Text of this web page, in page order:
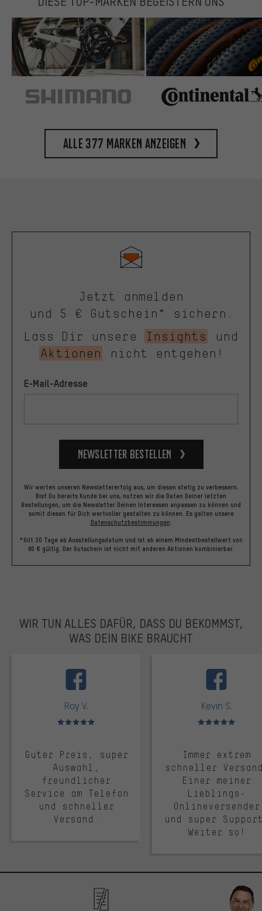
Alle 377 Marken anzeigen
Jetzt anmelden
und 5 € Gutschein* sichern.
Lass Dir unsere
Insights
und
Aktionen
nicht entgehen!
E-Mail-Adresse
Newsletter bestellen
Wir werten unseren Newslettererfolg aus, um diesen stetig zu verbessern.
Bist Du bereits Kunde bei uns, nutzen wir die Daten Deiner letzten
Bestellungen, um die Newsletter Deinen Interessen anpassen zu können und
somit diesen für Dich wertvoller gestalten zu können. Es gelten unsere
Datenschutzbestimmungen.
*Gilt 30 Tage ab Ausstellungsdatum und ist ab einem Mindestbestellwert von
60 € gültig. Der Gutschein ist nicht mit anderen Aktionen kombinierbar.
WIR TUN ALLES DAFÜR, DASS DU BEKOMMST,
WAS DEIN BIKE BRAUCHT
Roy V.
Bewertungen: 5 von 5
Guter Preis, super
Auswahl,
freundlicher
Service am Telefon
und schneller
Versand.
Kevin S.
Bewertungen: 5 von 5
Immer extrem
schneller
Einer meiner
Lieblings-
Onlineversender
und super
Weiter so!